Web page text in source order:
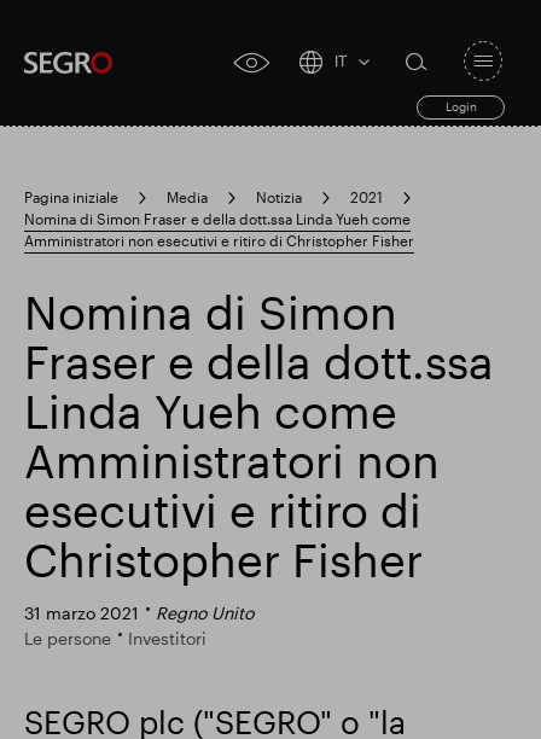
accessibility
IT
Login
search
form
search
Search
for
Ricerca popolare
Responsabile SEGRO
Slough proprietà commerciale
Risultati finanziari
toggle
Pagina iniziale Media Notizia
2021
Nomina di Simon Fraser e della dott.ssa Linda Yueh come
Amministratori non esecutivi e ritiro di Christopher Fisher
Nomina di Simon
Fraser e della dott.ssa
Linda Yueh come
Amministratori non
esecutivi e ritiro di
Christopher Fisher
31 marzo 2021
Regno Unito
Le persone
Investitori
SEGRO plc ("SEGRO" o "la